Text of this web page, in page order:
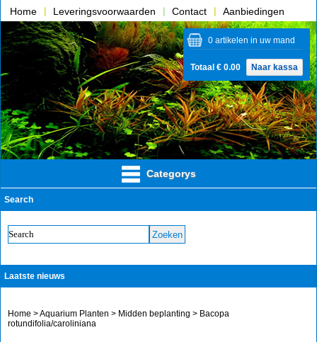
Home Leveringsvoorwaarden Contact
Aanbiedingen
Over ons
Categorys
Search
Laatste nieuws
0 artikelen in uw mand
Totaal € 0.00 Naar kassa
Home >Aquarium Planten > Midden beplanting > Bacopa
rotundifolia/caroliniana